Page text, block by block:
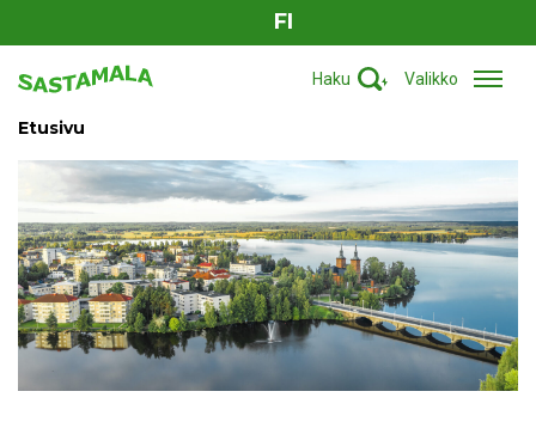
FI
Haku Valikko
Etusivu